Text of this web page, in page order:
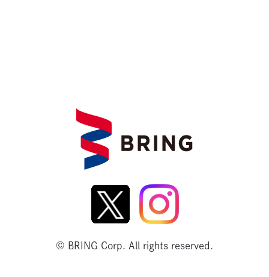
© BRING Corp. All rights reserved.